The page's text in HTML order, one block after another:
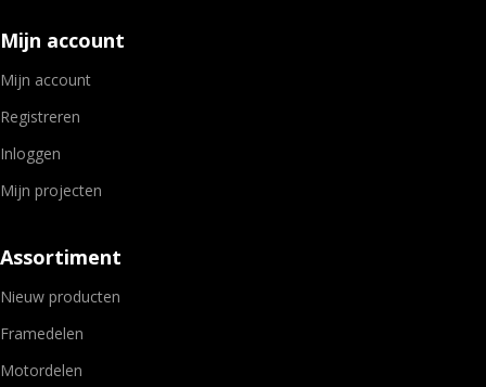
Mijn account
Mijn account
Registreren
Inloggen
Mijn projecten
Assortiment
Nieuw producten
Framedelen
Motordelen